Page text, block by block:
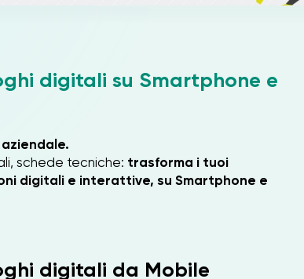
digitali su Smartphone e
schede tecniche: trasforma i tuoi
digitali e interattive, su Smartphone e
digitali da Mobile